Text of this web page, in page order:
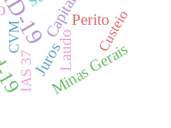
JurosLaudo
Perito
Minas Gerais
Custeio
IAS 37
CVM